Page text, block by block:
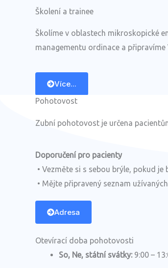
Školení a trainee
Školíme v oblastech mikroskopické
managementu ordinace a
Více...
Pohotovost
Zubní pohotovost je určena
Doporučení pro pacienty
• Vezměte si s sebou brýle, pokud
• Mějte připravený seznam
Adresa
Otevírací doba pohotovosti
So, Ne, státní svátky: 9:00 –